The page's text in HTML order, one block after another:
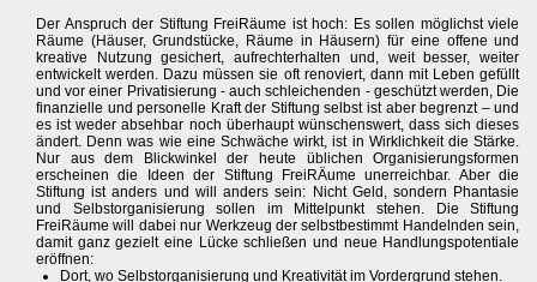
Der Anspruch der Stiftung FreiRäume ist hoch: Es sollen möglichst viele
Räume (Häuser, Grundstücke, Räume in Häusern) für eine offene und
kreative Nutzung gesichert, aufrechterhalten und, weit besser, weiter
entwickelt werden. Dazu müssen sie oft renoviert, dann mit Leben gefüllt
und vor einer Privatisierung - auch schleichenden - geschützt werden, Die
finanzielle und personelle Kraft der Stiftung selbst ist aber begrenzt – und
es ist weder absehbar noch überhaupt wünschenswert, dass sich dieses
ändert. Denn was wie eine Schwäche wirkt, ist in Wirklichkeit die Stärke.
Nur aus dem Blickwinkel der heute üblichen Organisierungsformen
erscheinen die Ideen der Stiftung FreiRÄume unerreichbar. Aber die
Stiftung ist anders und will anders sein: Nicht Geld, sondern Phantasie
und Selbstorganisierung sollen im Mittelpunkt stehen. Die Stiftung
FreiRäume will dabei nur Werkzeug der selbstbestimmt Handelnden sein,
damit ganz gezielt eine Lücke schließen und neue Handlungspotentiale
eröffnen:
Dort, wo Selbstorganisierung und Kreativität im Vordergrund stehen.